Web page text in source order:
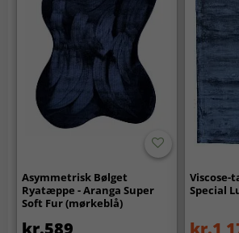
Asymmetrisk Bølget
Ryatæppe - Aranga Super
Soft Fur (mørkeblå)
kr.589
Viscose-
Special
kr.1